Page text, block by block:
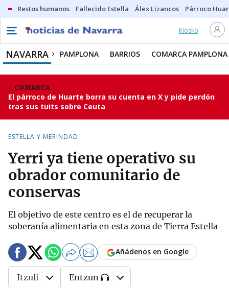
Restos humanos Fallecido Estella Álex Lizancos Párroco
Kiosko
NAVARRA PAMPLONA BARRIOS COMARCA PAMPLONA
COMARCA
El párroco de Huarte borra su cuenta en X y pide perdón
tras sus tuits sobre Ceuta
ESTELLA Y MERINDAD
Yerri ya tiene operativo su
obrador comunitario de
conservas
El objetivo de este centro es el de recuperar la
soberanía alimentaria en esta zona de Tierra Estella
Añádenos en Google
Itzuli Entzun